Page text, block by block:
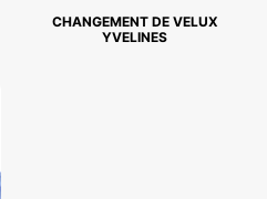
CHANGEMENT DE VELUX
YVELINES